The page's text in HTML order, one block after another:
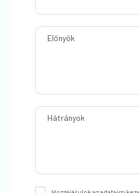
Előnyök
Hátrányok